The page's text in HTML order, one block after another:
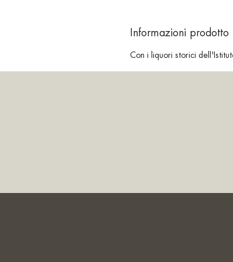
Informazioni prodotto
Con i liquori storici